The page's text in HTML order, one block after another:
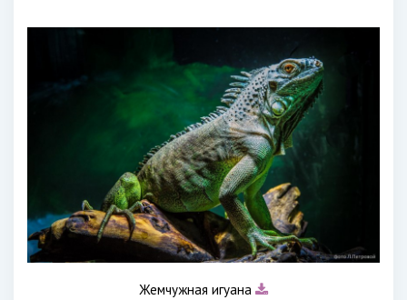
Жемчужная игуана